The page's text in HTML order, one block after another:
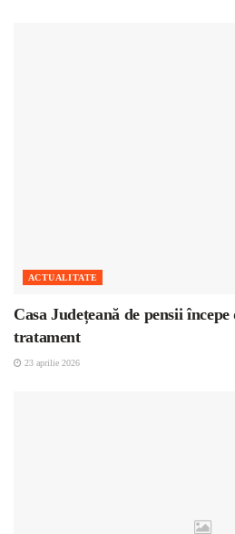
ACTUALITATE
Casa Județeană de pensii
tratament
23 aprilie 2026